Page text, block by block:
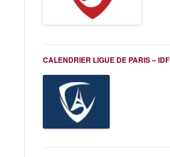
CALENDRIER LIGUE DE PARIS – IDF